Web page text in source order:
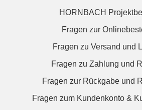
HORNBACH
Fragen zur
Fragen zu Versand und
Fragen zu Zahlung und
Fragen zur Rückgabe und
Fragen zum Kundenkonto &